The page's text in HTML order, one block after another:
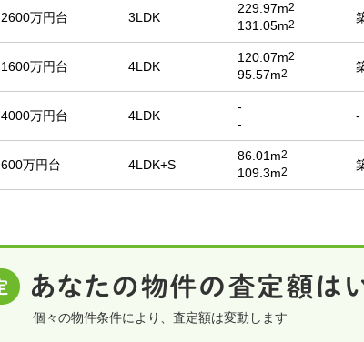
2600万円台 3LDK
229.97m2
131.05m2
1600万円台 4LDK
120.07m2
95.57m2
4000万円台 4LDK
-
-
-
600万円台 4LDK+S
86.01m2
109.3m2
個々の物件条件により、査定額は変動します